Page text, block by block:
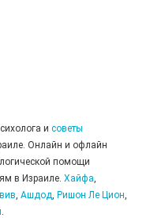
и советы
Онлайн и офлайн
помощи
в Израиле. Хайфа
Ашдод Ришон Ле Цион